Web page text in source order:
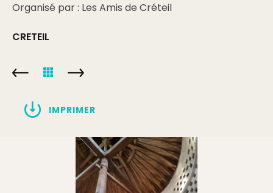
Organisé par : Les Amis de Créteil
CRETEIL
IMPRIMER